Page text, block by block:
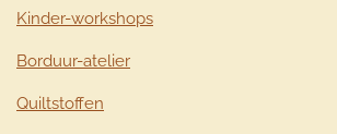
Kinder-workshops
Borduur-atelier
Quiltstoffen